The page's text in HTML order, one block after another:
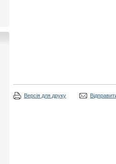
Версія для друку